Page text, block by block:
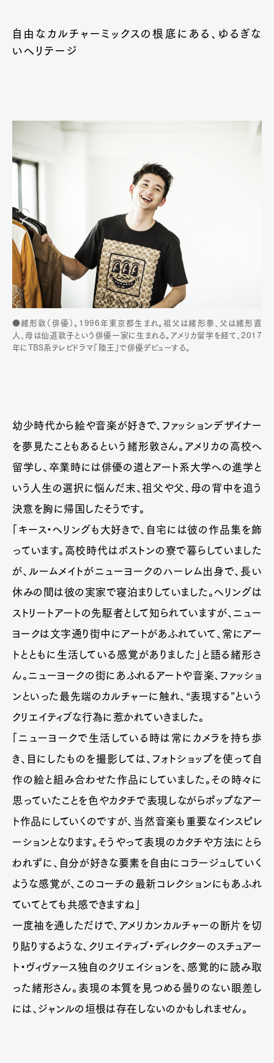
自由なカルチャーミックスの根底にある、ゆるぎな
いヘリテージ
●緒形敦（俳優）。1996年東京都生まれ。祖父は緒形拳、父は緒形直
人、母は仙道敦子という俳優一家に生まれる。アメリカ留学を経て、2017
年にTBS系テレビドラマ『陸王』で俳優デビューする。
幼少時代から絵や音楽が好きで、ファッションデザイナー
を夢見たこともあるという緒形敦さん。アメリカの高校へ
留学し、卒業時には俳優の道とアート系大学への進学と
いう人生の選択に悩んだ末、祖父や父、母の背中を追う
決意を胸に帰国したそうです。
「キース・ヘリングも大好きで、自宅には彼の作品集を飾
っています。高校時代はボストンの寮で暮らしていました
が、ルームメイトがニューヨークのハーレム出身で、長い
休みの間は彼の実家で寝泊まりしていました。ヘリングは
ストリートアートの先駆者として知られていますが、ニュー
ヨークは文字通り街中にアートがあふれていて、常にアー
トとともに生活している感覚がありました」と語る緒形さ
ん。ニューヨークの街にあふれるアートや音楽、ファッショ
ンといった最先端のカルチャーに触れ、“表現する”という
クリエイティブな行為に惹かれていきました。
「ニューヨークで生活している時は常にカメラを持ち歩
き、目にしたものを撮影しては、フォトショップを使って自
作の絵と組み合わせた作品にしていました。その時々に
思っていたことを色やカタチで表現しながらポップなアー
ト作品にしていくのですが、当然音楽も重要なインスピレ
ーションとなります。そうやって表現のカタチや方法にとら
われずに、自分が好きな要素を自由にコラージュしていく
ような感覚が、このコーチの最新コレクションにもあふれ
ていてとても共感できますね」
一度袖を通しただけで、アメリカンカルチャーの断片を切
り貼りするような、クリエイティブ・ディレクターのスチュアー
ト・ヴィヴァース独自のクリエイションを、感覚的に読み取
った緒形さん。表現の本質を見つめる曇りのない眼差し
には、ジャンルの垣根は存在しないのかもしれません。